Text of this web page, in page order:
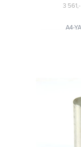
A4-
3 561,-